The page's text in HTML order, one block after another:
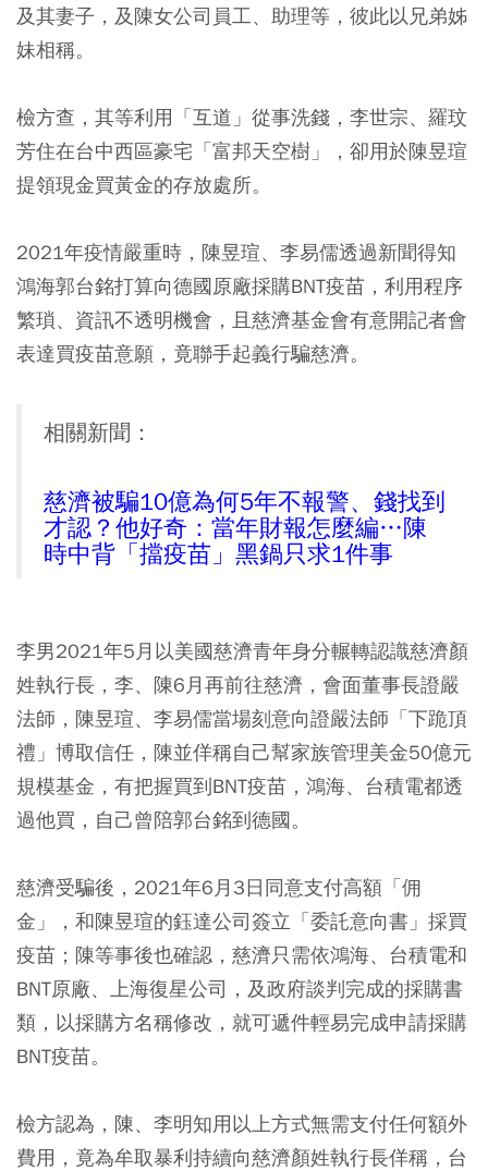
及其妻子，及陳女公司員工、助理等，彼此以兄弟姊
妹相稱。
檢方查，其等利用「互道」從事洗錢，李世宗、羅玟
芳住在台中西區豪宅「富邦天空樹」，卻用於陳昱瑄
提領現金買黃金的存放處所。
2021年疫情嚴重時，陳昱瑄、李易儒透過新聞得知
鴻海郭台銘打算向德國原廠採購BNT疫苗，利用程序
繁瑣、資訊不透明機會，且慈濟基金會有意開記者會
表達買疫苗意願，竟聯手起義行騙慈濟。
相關新聞：
慈濟被騙10億為何5年不報警、錢找到
才認？他好奇：當年財報怎麼編…陳
時中背「擋疫苗」黑鍋只求1件事
李男2021年5月以美國慈濟青年身分輾轉認識慈濟顏
姓執行長，李、陳6月再前往慈濟，會面董事長證嚴
法師，陳昱瑄、李易儒當場刻意向證嚴法師「下跪頂
禮」博取信任，陳並佯稱自己幫家族管理美金50億元
規模基金，有把握買到BNT疫苗，鴻海、台積電都透
過他買，自己曾陪郭台銘到德國。
慈濟受騙後，2021年6月3日同意支付高額「佣
金」，和陳昱瑄的鈺達公司簽立「委託意向書」採買
疫苗；陳等事後也確認，慈濟只需依鴻海、台積電和
BNT原廠、上海復星公司，及政府談判完成的採購書
類，以採購方名稱修改，就可遞件輕易完成申請採購
BNT疫苗。
檢方認為，陳、李明知用以上方式無需支付任何額外
費用，竟為牟取暴利持續向慈濟顏姓執行長佯稱，台